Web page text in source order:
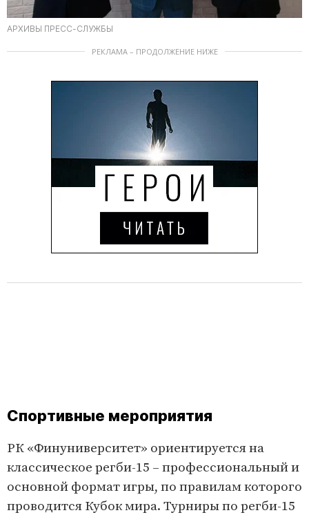
АРХИВЫ ПРЕСС-СЛУЖБЫ
РЕКЛАМА – ПРОДОЛЖЕНИЕ НИЖЕ
Спортивные мероприятия
РК «Финуниверситет» ориентируется на
классическое регби-15 – профессиональный и
основной формат игры, по правилам которого
проводится Кубок мира. Турниры по регби-15